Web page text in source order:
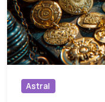
Astral